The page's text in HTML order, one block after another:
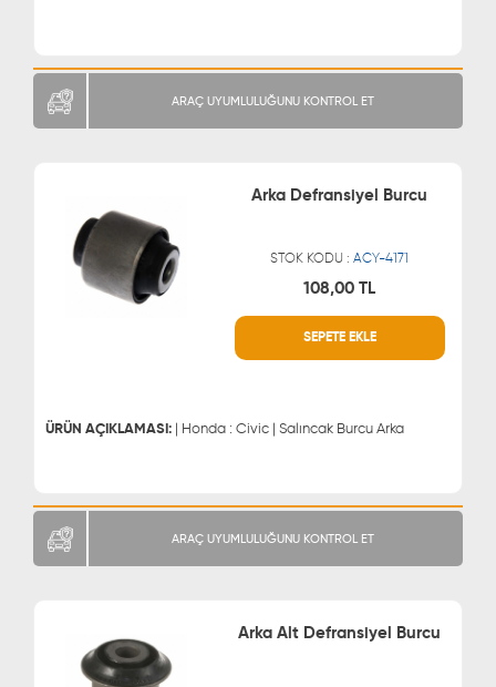
ARAÇ UYUMLULUĞUNU KONTROL ET
Arka Defransiyel Burcu
STOK KODU :ACY-4171
108,00 TL
SEPETE EKLE
ÜRÜN AÇIKLAMASI: | Honda : Civic | Salıncak Burcu Arka
MÜŞTERİ HİZMETLERİ
ARAÇ UYUMLULUĞUNU KONTROL ET
Arka Alt Defransiyel Burcu